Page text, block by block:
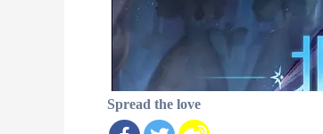
Spread the love